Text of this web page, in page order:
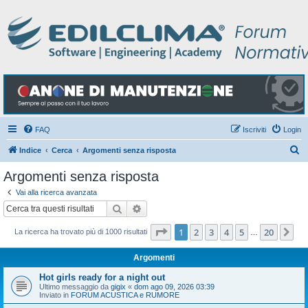
FAQ Login
Iscriviti
Indice Cerca Argomenti senza risposta
Argomenti senza risposta
Vai alla ricerca avanzata
Cerca
La ricerca ha trovato più di 1000 risultati Pagina di 20
1 2 3 4 5 20
Argomenti
Hot girls ready for a night out
Ultimo messaggio da gigix « dom ago 09, 2026 03:39
Inviato in FORUM ACUSTICA e RUMORE